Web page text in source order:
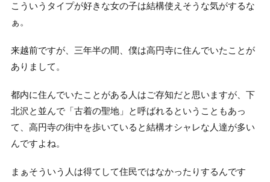
こういうタイプが好きな女の子は結構使えそうな気がするな
ぁ。
来越前ですが、三年半の間、僕は高円寺に住んでいたことが
ありまして。
都内に住んでいたことがある人はご存知だと思いますが、下
北沢と並んで「古着の聖地」と呼ばれるということもあっ
て、高円寺の街中を歩いていると結構オシャレな人達が多い
んですよね。
まぁそういう人は得てして住民ではなかったりするんです